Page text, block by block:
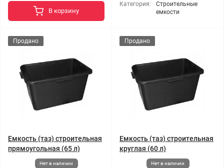
В корзину
Категория:
Строительные
емкости
Продано
Емкость (таз) строительная
прямоугольная (65 л)
Нет в наличии
Продано
Емкость (таз) строительная
круглая (60 л)
Нет в наличии